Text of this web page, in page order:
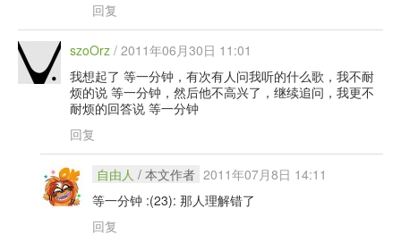
回复
szoOrz / 2011年06月30日 11:01
我想起了 等一分钟，有次有人问我听的什么歌，我不耐
烦的说 等一分钟，然后他不高兴了，继续追问，我更不
耐烦的回答说 等一分钟
回复
自由人 / 本文作者 2011年07月8日 14:11
等一分钟 :(23): 那人理解错了
回复